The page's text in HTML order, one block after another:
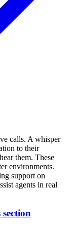
calls. A whisper
to their
them. These
environments.
support on
agents in real